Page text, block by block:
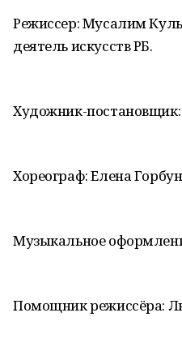
Режиссер: Мусалим
деятель искусств РБ.
Художник-
Хореограф: Елена
Музыкальное
Помощник режиссёра: